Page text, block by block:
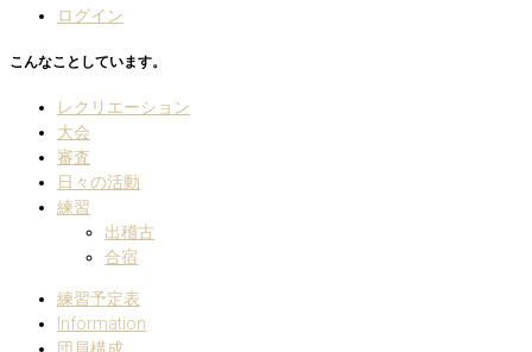
ログイン
こんなことしています。
レクリエーション
大会
審査
日々の活動
練習
出稽古
合宿
練習予定表
Information